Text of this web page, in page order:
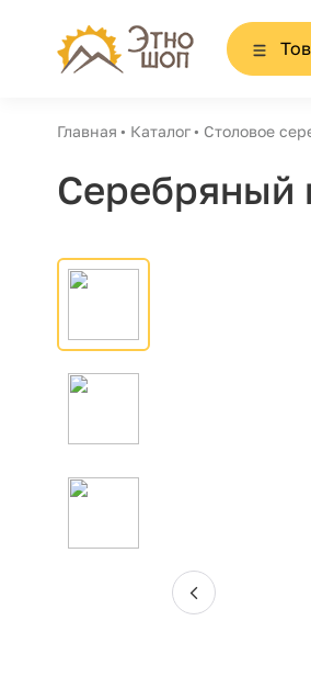
Главная Каталог Столовое
Серебряный